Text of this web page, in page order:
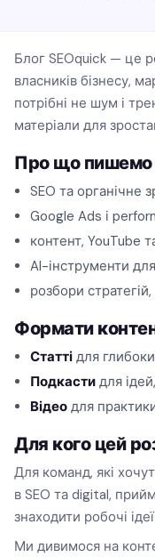
Блог SEOquick — це
власників бізнесу,
потрібні не шум і
матеріали для
Про що пишемо
SEO та органічне
Google Ads і
контент, YouTube
AI-інструменти
розбори
Формати
Статті для
Подкасти для
Відео для
Для кого цей
Для команд, які
в SEO та digital,
знаходити робочі
Ми дивимося на